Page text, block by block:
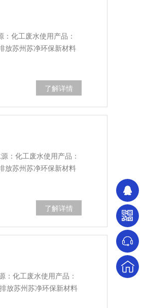
化工废水使用产品：
放苏州苏净环保新材料
了解详情
：化工废水使用产品：
放苏州苏净环保新材料
了解详情
化工废水使用产品：
放苏州苏净环保新材料